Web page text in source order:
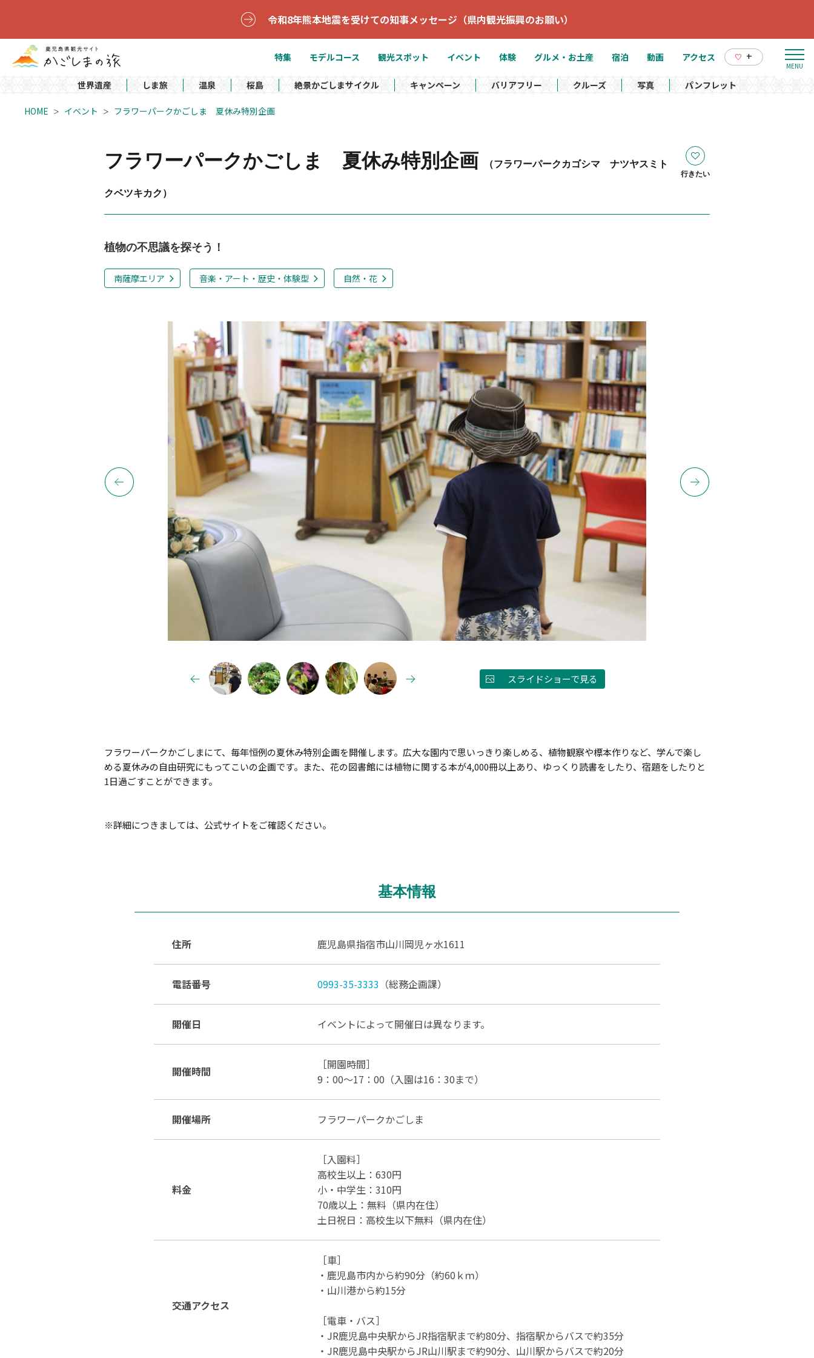
令和8年熊本地震を受けての知事メッセージ（県内観光振興のお願い）
特集 モデルコース 観光スポット イベント 体験 グルメ・お土産 宿泊 動画 アクセス +
世界遺産 しま旅 温泉 桜島 絶景かごしまサイクル キャンペーン バリアフリー クルーズ 写真 パンフレット
HOME イベント フラワーパークかごしま 夏休み特別企画
フラワーパークかごしま 夏休み特別企画 （フラワーパークカゴシマ ナツヤスミト
クベツキカク）
行きたい
植物の不思議を探そう！
南薩摩エリア 音楽・アート・歴史・体験型 自然・花
スライドショーで見る
フラワーパークかごしまにて、毎年恒例の夏休み特別企画を開催します。広大な園内で思いっきり楽しめる、植物観察や標本作りなど、学んで楽し
める夏休みの自由研究にもってこいの企画です。また、花の図書館には植物に関する本が4,000冊以上あり、ゆっくり読書をしたり、宿題をしたりと
1日過ごすことができます。
※詳細につきましては、公式サイトをご確認ください。
基本情報
住所 鹿児島県指宿市山川岡児ヶ水1611
電話番号 0993-35-3333 （総務企画課）
開催日 イベントによって開催日は異なります。
開催時間
［開園時間］
9：00～17：00（入園は16：30まで）
開催場所 フラワーパークかごしま
料金
［入園料］
高校生以上：630円
小・中学生：310円
70歳以上：無料（県内在住）
土日祝日：高校生以下無料（県内在住）
交通アクセス
［車］
・鹿児島市内から約90分（約60ｋｍ）
・山川港から約15分
［電車・バス］
・JR鹿児島中央駅からJR指宿駅まで約80分、指宿駅からバスで約35分
・JR鹿児島中央駅からJR山川駅まで約90分、山川駅からバスで約20分